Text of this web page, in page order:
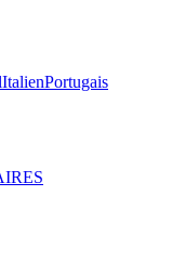
ItalienPortugais